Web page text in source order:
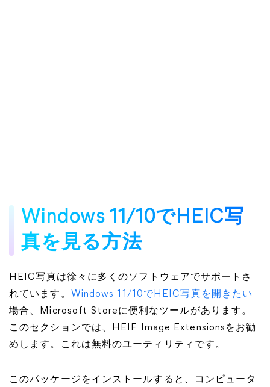
Windows 11/10でHEIC写
真を見る方法
HEIC写真は徐々に多くのソフトウェアでサポートさ
れています。 Windows 11/10でHEIC写真を開きたい
場合、Microsoft Storeに便利なツールがあります。
このセクションでは、HEIF Image Extensionsをお勧
めします。これは無料のユーティリティです。
このパッケージをインストールすると、コンピュータ